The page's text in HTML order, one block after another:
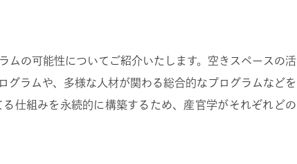
ムの可能性についてご紹介いたします。空きスペースの活
ラムや、多様な人材が関わる総合的なプログラムなどを
仕組みを永続的に構築するため、産官学がそれぞれどの